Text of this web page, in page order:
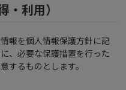
利用）
報を個人情報保護方針に記
、必要な保護措置を行った
するものとします。